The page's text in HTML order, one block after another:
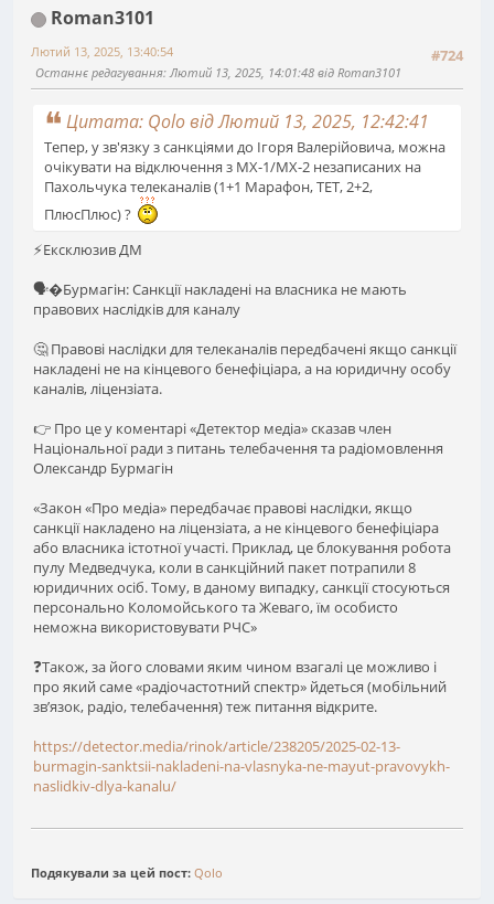
Roman3101
#724
Лютий 13, 2025, 13:40:54
Останнє редагування: Лютий 13, 2025, 14:01:48 від Roman3101
Цитата: Qolo від Лютий 13, 2025, 12:42:41
Тепер, у зв'язку з санкціями до Ігоря Валерійовича, можна
очікувати на відключення з МХ-1/MX-2 незаписаних на
Пахольчука телеканалів (1+1 Марафон, ТЕТ, 2+2,
ПлюсПлюс) ?
⚡️Ексклюзив ДМ
🗣�Бурмагін: Санкції накладені на власника не мають
правових наслідків для каналу
🤔 Правові наслідки для телеканалів передбачені якщо санкції
накладені не на кінцевого бенефіціара, а на юридичну особу
каналів, ліцензіата.
👉 Про це у коментарі «Детектор медіа» сказав член
Національної ради з питань телебачення та радіомовлення
Олександр Бурмагін
«Закон «Про медіа» передбачає правові наслідки, якщо
санкції накладено на ліцензіата, а не кінцевого бенефіціара
або власника істотної участі. Приклад, це блокування робота
пулу Медведчука, коли в санкційний пакет потрапили 8
юридичних осіб. Тому, в даному випадку, санкції стосуються
персонально Коломойського та Жеваго, їм особисто
неможна використовувати РЧС»
❓Також, за його словами яким чином взагалі це можливо і
про який саме «радіочастотний спектр» йдеться (мобільний
звʼязок, радіо, телебачення) теж питання відкрите.
https://detector.media/rinok/article/238205/2025-02-13-
burmagin-sanktsii-nakladeni-na-vlasnyka-ne-mayut-pravovykh-
naslidkiv-dlya-kanalu/
Подякували за цей пост: Qolo